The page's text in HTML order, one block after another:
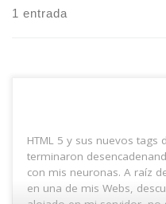
1 entrada
HTML 5 y sus nuevos tags
terminaron
con mis neuronas. A raíz
en una de mis Webs,